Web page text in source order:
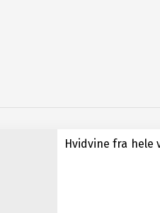
Hvidvine fra hele